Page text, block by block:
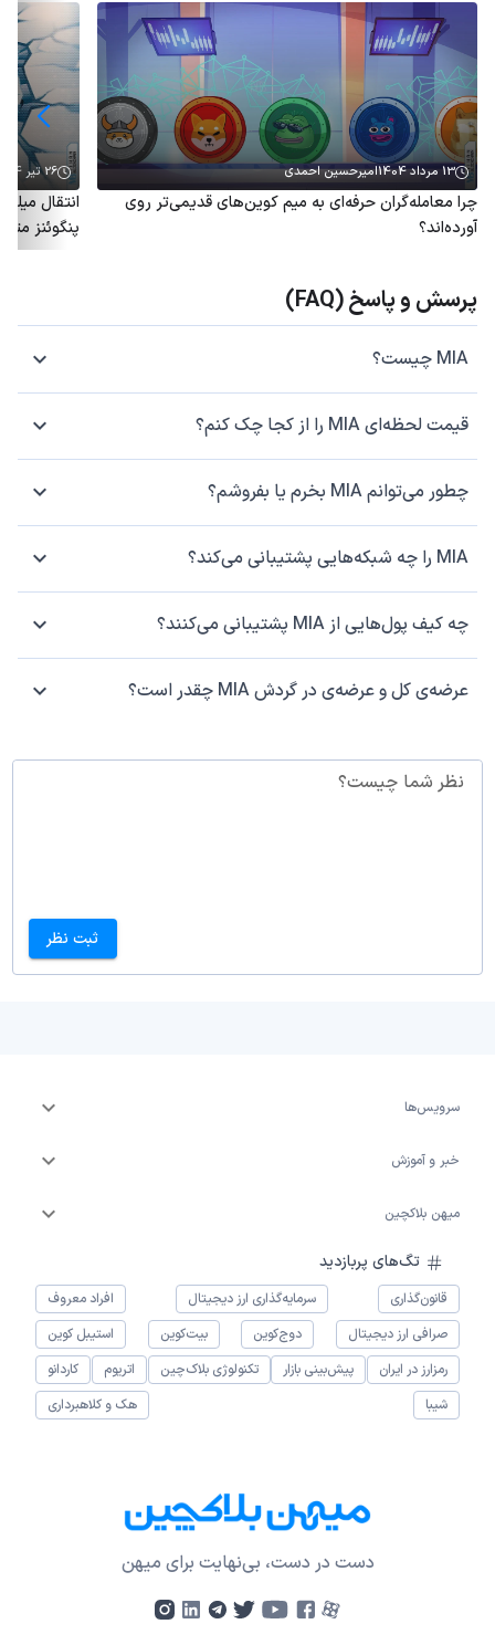
13 مرداد 1404 امیرحسین احمدی
چرا معامله‌گران حرفه‌ای به میم کوین‌های قدیمی‌تر روی
آورده‌اند؟
26 تیر 1404
پنگوئنز
پرسش و پاسخ (FAQ)
MIA چیست؟
قیمت لحظه‌ای MIA را از کجا چک کنم؟
چطور می‌توانم MIA بخرم یا بفروشم؟
MIA را چه شبکه‌هایی پشتیبانی می‌کند؟
چه کیف پول‌هایی از MIA پشتیبانی می‌کنند؟
عرضه‌ی کل و عرضه‌ی در گردش MIA چقدر است؟
نظر شما چیست؟
ثبت نظر
سرویس‌ها
خبر و آموزش
میهن بلاکچین
تگ‌های پربازدید
قانون‌گذاری سرمایه‌گذاری ارز دیجیتال
افراد معروف
صرافی ارز دیجیتال
دوج‌کوین بیت‌کوین
استیبل کوین
رمزارز در ایران
پیش‌بینی بازار تکنولوژی بلاک‌چین اتریوم
کاردانو
شیبا
هک و کلاهبرداری
دست در دست، بی‌نهایت برای میهن